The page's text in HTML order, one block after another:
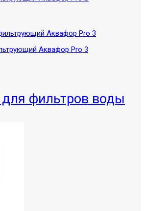
Аквафор Pro 3
фильтров воды